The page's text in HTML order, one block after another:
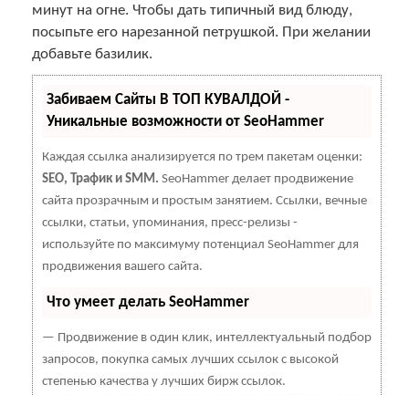
минут на огне. Чтобы дать типичный вид блюду,
посыпьте его нарезанной петрушкой. При желании
добавьте базилик.
Забиваем Сайты В ТОП КУВАЛДОЙ -
Уникальные возможности от SeoHammer
Каждая ссылка анализируется по трем пакетам оценки:
SEO, Трафик и SMM. SeoHammer делает продвижение
сайта прозрачным и простым занятием. Ссылки, вечные
ссылки, статьи, упоминания, пресс-релизы -
используйте по максимуму потенциал SeoHammer для
продвижения вашего сайта.
Что умеет делать SeoHammer
— Продвижение в один клик, интеллектуальный подбор
запросов, покупка самых лучших ссылок с высокой
степенью качества у лучших бирж ссылок.